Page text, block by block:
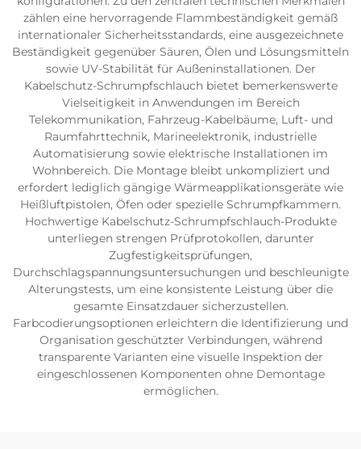
zählen eine hervorragende Flammbeständigkeit gemäß
internationaler Sicherheitsstandards, eine ausgezeichnete
Beständigkeit gegenüber Säuren, Ölen und Lösungsmitteln
sowie UV-Stabilität für Außeninstallationen. Der
Kabelschutz-Schrumpfschlauch bietet bemerkenswerte
Vielseitigkeit in Anwendungen im Bereich
Telekommunikation, Fahrzeug-Kabelbäume, Luft- und
Raumfahrttechnik, Marineelektronik, industrielle
Automatisierung sowie elektrische Installationen im
Wohnbereich. Die Montage bleibt unkompliziert und
erfordert lediglich gängige Wärmeapplikationsgeräte wie
Heißluftpistolen, Öfen oder spezielle Schrumpfkammern.
Hochwertige Kabelschutz-Schrumpfschlauch-Produkte
unterliegen strengen Prüfprotokollen, darunter
Zugfestigkeitsprüfungen,
Durchschlagspannungsuntersuchungen und beschleunigte
Alterungstests, um eine konsistente Leistung über die
gesamte Einsatzdauer sicherzustellen.
Farbcodierungsoptionen erleichtern die Identifizierung und
Organisation geschützter Verbindungen, während
transparente Varianten eine visuelle Inspektion der
eingeschlossenen Komponenten ohne Demontage
ermöglichen.